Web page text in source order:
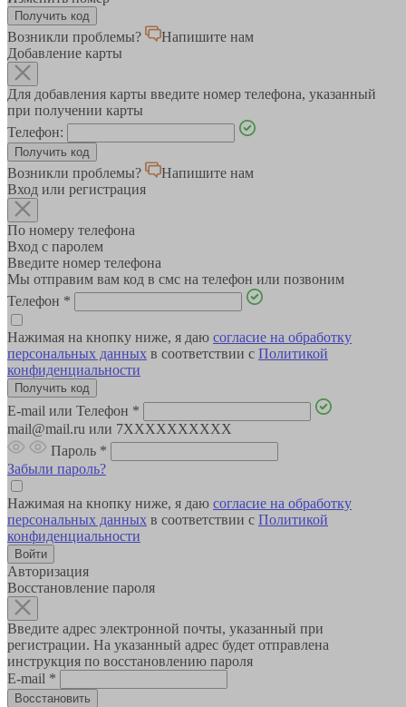
Возникли проблемы?
Напишите нам
Добавление карты
Для добавления карты введите номер телефона, указанный
при получении карты
Телефон:
Возникли проблемы?
Напишите нам
Вход или регистрация
По номеру телефона
Вход с паролем
Введите номер телефона
Мы отправим вам код в смс на телефон или позвоним
Телефон *
Нажимая на кнопку ниже, я даю согласие на обработку
персональных данных в соответствии с Политикой
конфиденциальности
E-mail или Телефон *
mail@mail.ru или 7XXXXXXXXXX
Пароль *
Забыли пароль?
Нажимая на кнопку ниже, я даю согласие на обработку
персональных данных в соответствии с Политикой
конфиденциальности
Авторизация
Восстановление пароля
Введите адрес электронной почты, указанный при
регистрации. На указанный адрес будет отправлена
инструкция по восстановлению пароля
E-mail *